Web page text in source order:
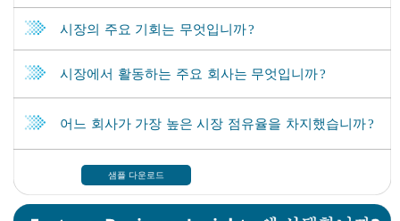
샘플 다운로드